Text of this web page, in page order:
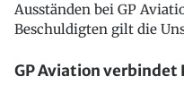
Ausständen bei GP
Beschuldigten gilt die
GP Aviation verbindet